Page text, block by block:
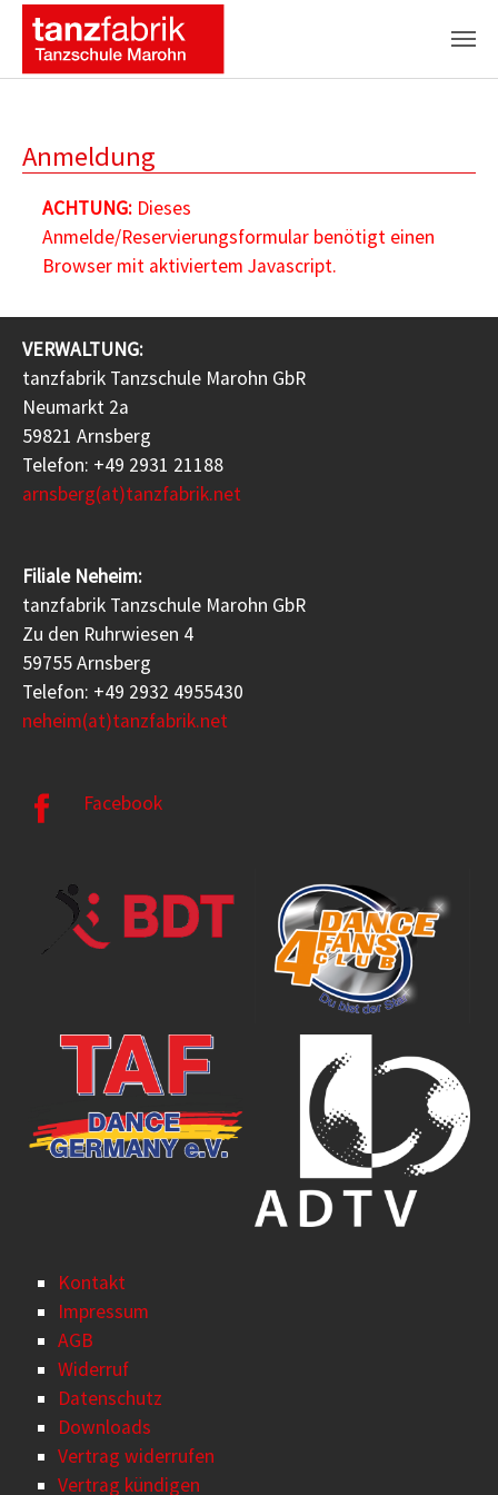
Anmeldung
ACHTUNG:Dieses
Anmelde/Reservierungsformular benötigt einen
Browser mit aktiviertem Javascript.
VERWALTUNG:
tanzfabrik Tanzschule Marohn GbR
Neumarkt 2a
59821 Arnsberg
Telefon: +49 2931 21188
arnsberg(at)tanzfabrik.net
Filiale Neheim:
tanzfabrik Tanzschule Marohn GbR
Zu den Ruhrwiesen 4
59755 Arnsberg
Telefon: +49 2932 4955430
neheim(at)tanzfabrik.net
Facebook
Kontakt
Impressum
AGB
Widerruf
Datenschutz
Downloads
Vertrag widerrufen
Vertrag kündigen